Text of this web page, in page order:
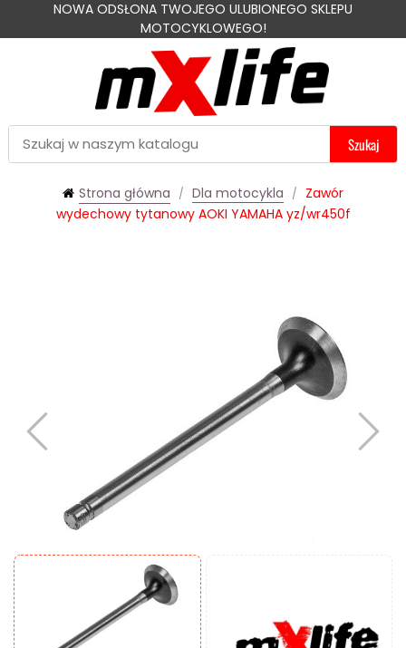
NOWA ODSŁONA TWOJEGO ULUBIONEGO SKLEPU
MOTOCYKLOWEGO!
Szukaj
Strona główna Dla motocykla
Zawór
wydechowy tytanowy AOKI YAMAHA yz/wr450f